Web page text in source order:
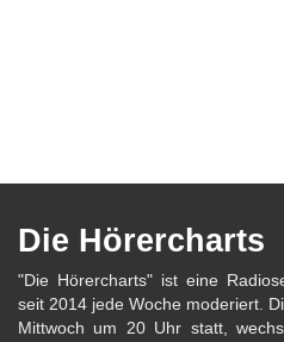
Die Hörercharts
"Die Hörercharts" ist eine
seit 2014 jede Woche moderiert.
Mittwoch um 20 Uhr statt,